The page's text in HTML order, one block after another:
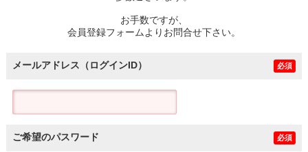
お手数ですが、
会員登録フォームよりお問合せ下さい。
メールアドレス（ログインID） 必須
ご希望のパスワード 必須